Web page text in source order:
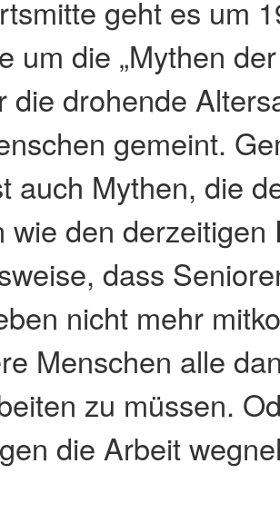
geht es um
um die „Mythen
die drohende
gemeint.
auch Mythen, die
wie den derzeitigen
dass
nicht mehr
Menschen alle
zu müssen.
die Arbeit